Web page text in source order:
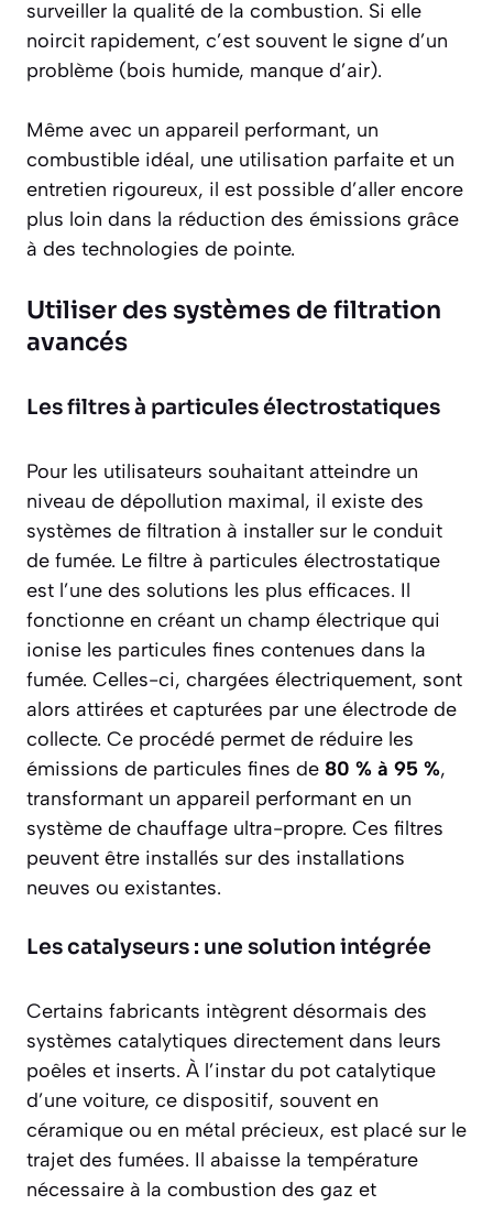
surveiller la qualité de la combustion. Si elle
noircit rapidement, c’est souvent le signe d’un
problème (bois humide, manque d’air).
Même avec un appareil performant, un
combustible idéal, une utilisation parfaite et un
entretien rigoureux, il est possible d’aller encore
plus loin dans la réduction des émissions grâce
à des technologies de pointe.
Utiliser des systèmes de filtration
avancés
Les filtres à particules électrostatiques
Pour les utilisateurs souhaitant atteindre un
niveau de dépollution maximal, il existe des
systèmes de filtration à installer sur le conduit
de fumée. Le filtre à particules électrostatique
est l’une des solutions les plus efficaces. Il
fonctionne en créant un champ électrique qui
ionise les particules fines contenues dans la
fumée. Celles-ci, chargées électriquement, sont
alors attirées et capturées par une électrode de
collecte. Ce procédé permet de réduire les
émissions de particules fines de 80 % à 95 %,
transformant un appareil performant en un
système de chauffage ultra-propre. Ces filtres
peuvent être installés sur des installations
neuves ou existantes.
Les catalyseurs : une solution intégrée
Certains fabricants intègrent désormais des
systèmes catalytiques directement dans leurs
poêles et inserts. À l’instar du pot catalytique
d’une voiture, ce dispositif, souvent en
céramique ou en métal précieux, est placé sur le
trajet des fumées. Il abaisse la température
nécessaire à la combustion des gaz et